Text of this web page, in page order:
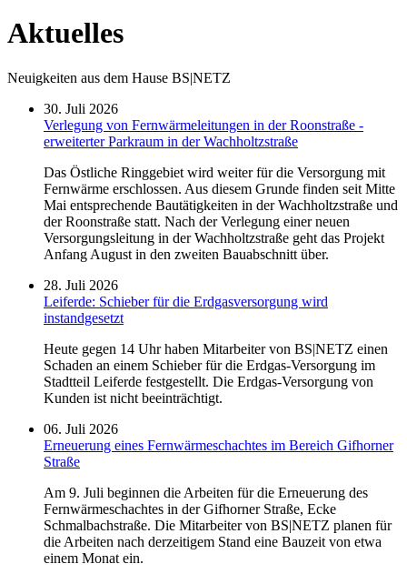
Aktuelles
Neuigkeiten aus dem Hause BS|NETZ
30. Juli 2026
Verlegung von Fernwärmeleitungen in der Roonstraße -
erweiterter Parkraum in der Wachholtzstraße
Das Östliche Ringgebiet wird weiter für die Versorgung mit
Fernwärme erschlossen. Aus diesem Grunde finden seit Mitte
Mai entsprechende Bautätigkeiten in der Wachholtzstraße und
der Roonstraße statt. Nach der Verlegung einer neuen
Versorgungsleitung in der Wachholtzstraße geht das Projekt
Anfang August in den zweiten Bauabschnitt über.
28. Juli 2026
Leiferde: Schieber für die Erdgasversorgung wird
instandgesetzt
Heute gegen 14 Uhr haben Mitarbeiter von BS|NETZ einen
Schaden an einem Schieber für die Erdgas-Versorgung im
Stadtteil Leiferde festgestellt. Die Erdgas-Versorgung von
Kunden ist nicht beeinträchtigt.
06. Juli 2026
Erneuerung eines Fernwärmeschachtes im Bereich Gifhorner
Straße
Am 9. Juli beginnen die Arbeiten für die Erneuerung des
Fernwärmeschachtes in der Gifhorner Straße, Ecke
Schmalbachstraße. Die Mitarbeiter von BS|NETZ planen für
die Arbeiten nach derzeitigem Stand eine Bauzeit von etwa
einem Monat ein.